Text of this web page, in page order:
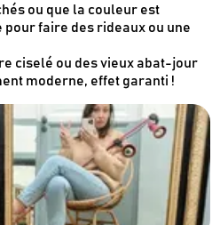
ou que la couleur est
pour faire des rideaux ou une
ciselé ou des vieux abat-jour
moderne, effet garanti !